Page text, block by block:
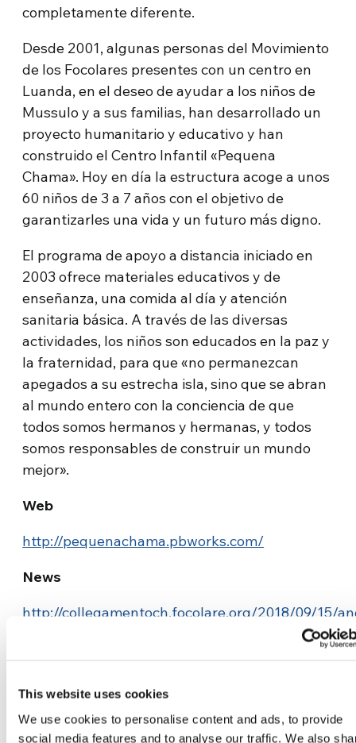
This website uses cookies
We use cookies to personalise content and ads, to provide
social media features and to analyse our traffic. We also
completamente diferente.
Desde 2001, algunas personas del Movimiento
de los Focolares presentes con un centro en
Luanda, en el deseo de ayudar a los niños de
Mussulo y a sus familias, han desarrollado un
proyecto humanitario y educativo y han
construido el Centro Infantil «Pequena
Chama». Hoy en día la estructura acoge a unos
60 niños de 3 a 7 años con el objetivo de
garantizarles una vida y un futuro más digno.
El programa de apoyo a distancia iniciado en
2003 ofrece materiales educativos y de
enseñanza, una comida al día y atención
sanitaria básica. A través de las diversas
actividades, los niños son educados en la paz y
la fraternidad, para que «no permanezcan
apegados a su estrecha isla, sino que se abran
al mundo entero con la conciencia de que
todos somos hermanos y hermanas, y todos
somos responsables de construir un mundo
mejor».
Web
http://pequenachama.pbworks.com/
News
http://collegamentoch.focolare.org/2018/09/15/